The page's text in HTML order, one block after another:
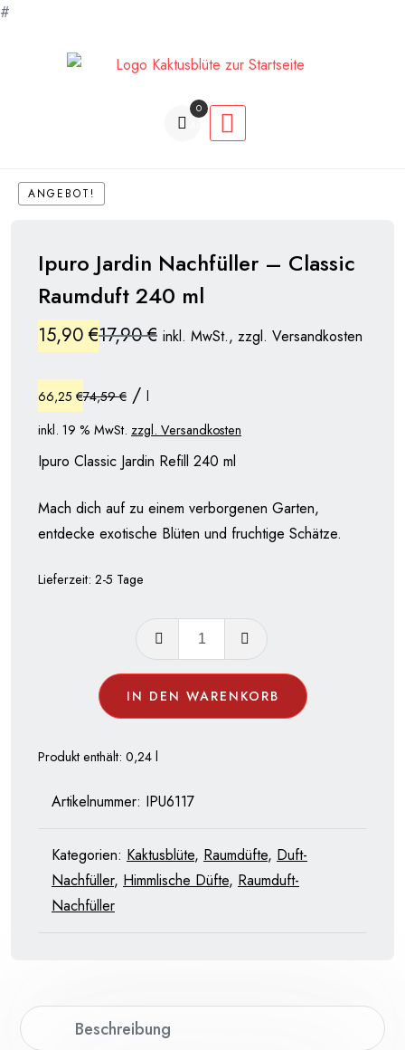
#
0
ANGEBOT!
Ipuro Jardin Nachfüller – Classic
Raumduft 240 ml
17,90€ Ursprünglicher
17,90 €
15,90€
Aktueller
15,90 €.
inkl. MwSt., zzgl. Versandkosten
74,59€
66,25 € / l
inkl. 19 % MwSt. zzgl. Versandkosten
Ipuro Classic Jardin Refill 240 ml
Mach dich auf zu einem verborgenen Garten,
entdecke exotische Blüten und fruchtige Schätze.
Lieferzeit: 2-5 Tage
Ipuro
Jardin
Nachfüller
-
IN DEN WARENKORB
Produkt enthält: 0,24 l
Artikelnummer: IPU6117
Kategorien: Kaktusblüte, Raumdüfte, Duft-
Nachfüller, Himmlische Düfte, Raumduft-
Nachfüller
Beschreibung